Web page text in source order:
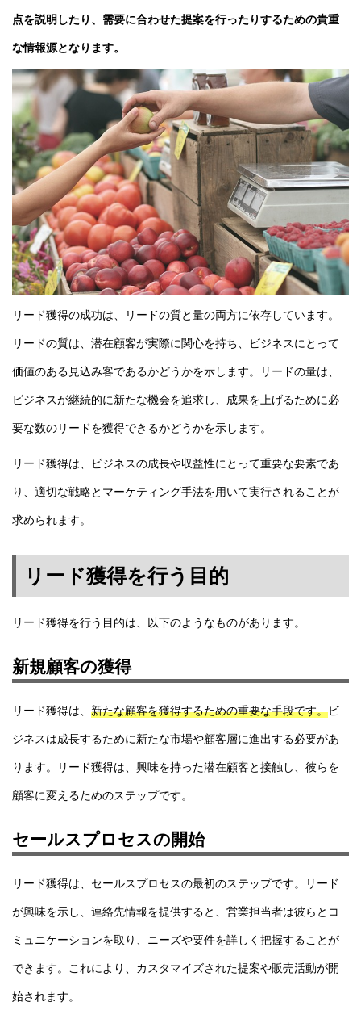
点を説明したり、需要に合わせた提案を行ったりするための貴重
な情報源となります。
リード獲得の成功は、リードの質と量の両方に依存しています。
リードの質は、潜在顧客が実際に関心を持ち、ビジネスにとって
価値のある見込み客であるかどうかを示します。リードの量は、
ビジネスが継続的に新たな機会を追求し、成果を上げるために必
要な数のリードを獲得できるかどうかを示します。
リード獲得は、ビジネスの成長や収益性にとって重要な要素であ
り、適切な戦略とマーケティング手法を用いて実行されることが
求められます。
リード獲得を行う目的
リード獲得を行う目的は、以下のようなものがあります。
新規顧客の獲得
リード獲得は、 新たな顧客を獲得するための重要な手段です。ビ
ジネスは成長するために新たな市場や顧客層に進出する必要があ
ります。リード獲得は、興味を持った潜在顧客と接触し、彼らを
顧客に変えるためのステップです。
セールスプロセスの開始
リード獲得は、セールスプロセスの最初のステップです。リード
が興味を示し、連絡先情報を提供すると、営業担当者は彼らとコ
ミュニケーションを取り、ニーズや要件を詳しく把握することが
できます。これにより、カスタマイズされた提案や販売活動が開
始されます。